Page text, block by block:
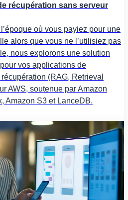
récupération sans serveur
où vous payiez pour une
alors que vous ne l’utilisiez pas
nous explorons une solution
vos applications de
(RAG, Retrieval
AWS, soutenue par Amazon
Amazon S3 et LanceDB.